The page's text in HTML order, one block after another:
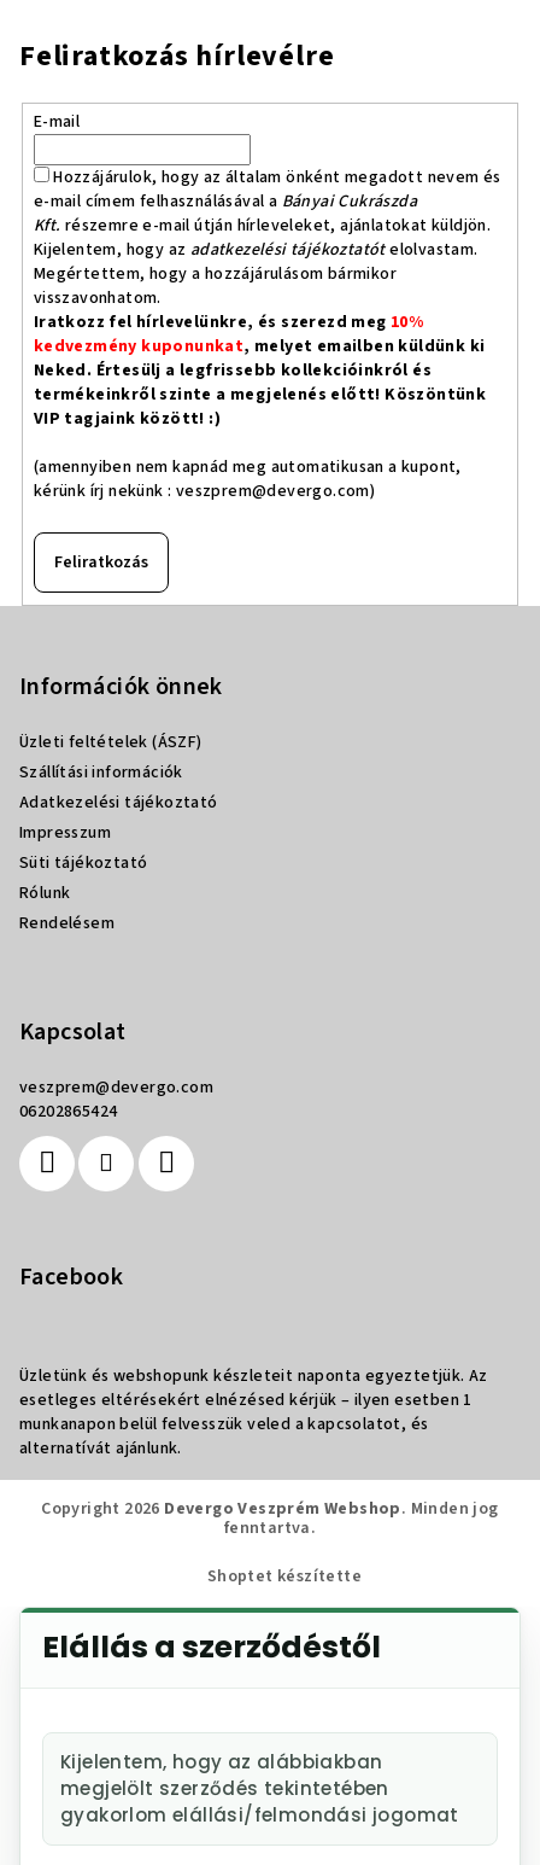
Feliratkozás hírlevélre
E-mail
Hozzájárulok, hogy az általam önként megadott nevem és
e-mail címem felhasználásával a Bányai Cukrászda
Kft. részemre e-mail útján hírleveleket, ajánlatokat küldjön.
Kijelentem, hogy az adatkezelési tájékoztatótelolvastam.
Megértettem, hogy a hozzájárulásom bármikor
visszavonhatom.
Iratkozz fel hírlevelünkre, és szerezd meg 10%
kedvezmény kuponunkat, melyet emailben küldünk ki
Neked. Értesülj a legfrissebb kollekcióinkról és
termékeinkről szinte a megjelenés előtt! Köszöntünk
VIP tagjaink között! :)
(amennyiben nem kapnád meg automatikusan a kupont,
kérünk írj nekünk : veszprem@devergo.com)
Feliratkozás
Információk önnek
Üzleti feltételek (ÁSZF)
Szállítási információk
Adatkezelési tájékoztató
Impresszum
Süti tájékoztató
Rólunk
Rendelésem
Kapcsolat
veszprem@devergo.com
06202865424
Facebook
Üzletünk és webshopunk készleteit naponta egyeztetjük. Az
esetleges eltérésekért elnézésed kérjük – ilyen esetben 1
munkanapon belül felvesszük veled a kapcsolatot, és
alternatívát ajánlunk.
Copyright 2026 Devergo Veszprém Webshop. Minden jog
fenntartva.
Shoptet készítette
Elállás a szerződéstől
Kijelentem, hogy az alábbiakban
megjelölt szerződés tekintetében
gyakorlom elállási/felmondási jogomat